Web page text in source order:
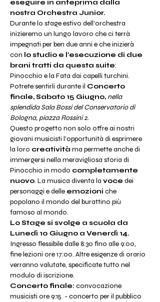
eseguire in anteprima dalla
nostra Orchestra Junior.
Durante lo stage estivo dell'orchestra
inizieremo un lungo lavoro che ci terrà
impegnati per ben due anni e che inizierà
con lo studio e l'esecuzione di due
brani tratti da questa suite:
Pinocchio e la Fata dai capelli turchini.
Potrete sentirli durante il Concerto
finale, Sabato 15 Giugno, nella
splendida Sala Bossi del Conservatorio di
Bologna, piazza Rossini 2.
Questo progetto non solo offre ai nostri
giovani musicisti l'opportunità di esprimere
la loro creatività ma permette anche di
immergersi nella meravigliosa storia di
Pinocchio in modo completamente
nuovo. La musica diventa la voce dei
personaggi e delle emozioni che
popolano il mondo del burattino più
famoso al mondo.
Lo Stage si svolge a scuola da
Lunedì 10 Giugno a Venerdì 14.
Ingresso flessibile dalle 8:30 fino alle 9:00,
fine lezioni ore 17:00. Altre esigenze di orario
verranno valutate, specificate tutto nel
modulo di iscrizione.
Concerto finale: convocazione
musicisti ore 9:15  - concerto per il pubblico